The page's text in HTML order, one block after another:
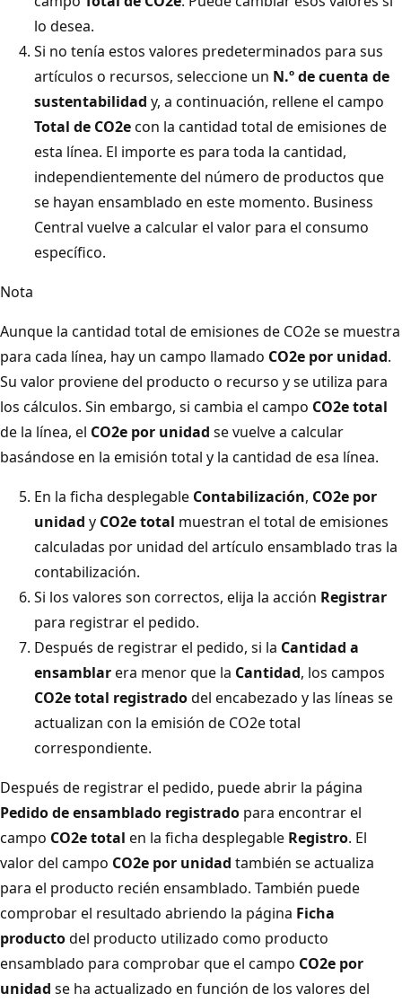
lo desea.
Si no tenía estos valores predeterminados para sus
artículos o recursos, seleccione un N.º de cuenta de
sustentabilidad y, a continuación, rellene el campo
Total de CO2econ la cantidad total de emisiones de
esta línea. El importe es para toda la cantidad,
independientemente del número de productos que
se hayan ensamblado en este momento. Business
Central vuelve a calcular el valor para el consumo
específico.
Nota
Aunque la cantidad total de emisiones de CO2e se muestra
para cada línea, hay un campo llamado CO2e por unidad.
Su valor proviene del producto o recurso y se utiliza para
los cálculos. Sin embargo, si cambia el campo CO2e total
de la línea, el CO2e por unidad se vuelve a calcular
basándose en la emisión total y la cantidad de esa línea.
En la ficha desplegable Contabilización, CO2e por
unidad y CO2e total muestran el total de emisiones
calculadas por unidad del artículo ensamblado tras la
contabilización.
Si los valores son correctos, elija la acción Registrar
para registrar el pedido.
Después de registrar el pedido, si la Cantidad a
ensamblarera menor que la Cantidad, los campos
CO2e total registradodel encabezado y las líneas se
actualizan con la emisión de CO2e total
correspondiente.
Después de registrar el pedido, puede abrir la página
Pedido de ensamblado registrado para encontrar el
campo CO2e total en la ficha desplegable Registro. El
valor del campo CO2e por unidad también se actualiza
para el producto recién ensamblado. También puede
comprobar el resultado abriendo la página Ficha
productodel producto utilizado como producto
ensamblado para comprobar que el campo CO2e por
unidad se ha actualizado en función de los valores del